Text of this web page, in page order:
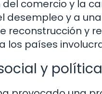
comercio y la
desempleo y a
reconstrucción y
los países
y política